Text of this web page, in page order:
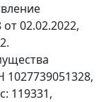
02.02.2022,
119331,